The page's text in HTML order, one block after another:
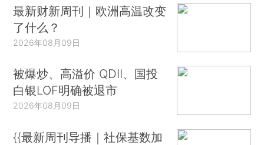
最新财新周刊｜欧洲高温改变
了什么？
2026年08月09日
被爆炒、高溢价 QDII、国投
白银LOF明确被退市
2026年08月09日
{{最新周刊导播｜社保基数加